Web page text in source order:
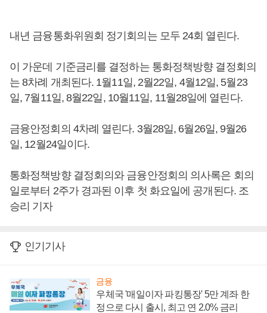
내년 금융통화위원회 정기회의는 모두 24회 열린다.
이 가운데 기준금리를 결정하는 통화정책방향 결정회의
는 8차례 개최된다. 1월11일, 2월22일, 4월12일, 5월23
일, 7월11일, 8월22일, 10월11일, 11월28일에 열린다.
금융안정회의 4차례 열린다. 3월28일, 6월26일, 9월26
일, 12월24일이다.
통화정책방향 결정회의와 금융안정회의 의사록은 회의
일로부터 2주가 경과된 이후 첫 화요일에 공개된다. 조
승리 기자
인기기사
금융
우체국 '매일이자 파킹통장' 5만 계좌 한
정으로 다시 출시, 최고 연 2.0% 금리